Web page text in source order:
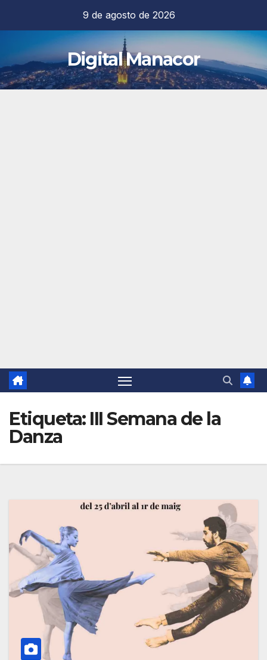
contenido
9 de agosto de 2026
Digital Manacor
Etiqueta: III Semana de la
Danza